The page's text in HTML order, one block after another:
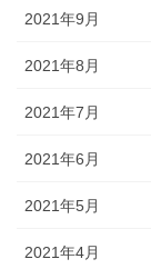
2021年9月
2021年8月
2021年7月
2021年6月
2021年5月
2021年4月